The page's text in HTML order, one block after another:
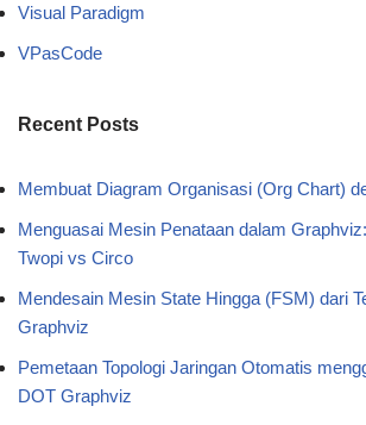
Visual Paradigm
VPasCode
Recent Posts
Membuat Diagram Organisasi (Org Chart)
Menguasai Mesin Penataan dalam
Twopi vs Circo
Mendesain Mesin State Hingga (FSM) dari
Graphviz
Pemetaan Topologi Jaringan Otomatis
DOT Graphviz